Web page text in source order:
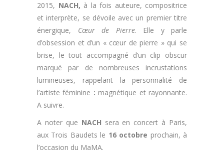
2015, NACH, à la fois auteure, compositrice
et interprète, se dévoile avec un premier titre
énergique, Cœur de Pierre. Elle y parle
d’obsession et d’un « cœur de pierre » qui se
brise, le tout accompagné d’un clip obscur
marqué par de nombreuses incrustations
lumineuses, rappelant la personnalité de
l’artiste féminine : magnétique et rayonnante.
A suivre.
A noter que NACH sera en concert à Paris,
aux Trois Baudets le 16 octobre prochain, à
l’occasion du MaMA.